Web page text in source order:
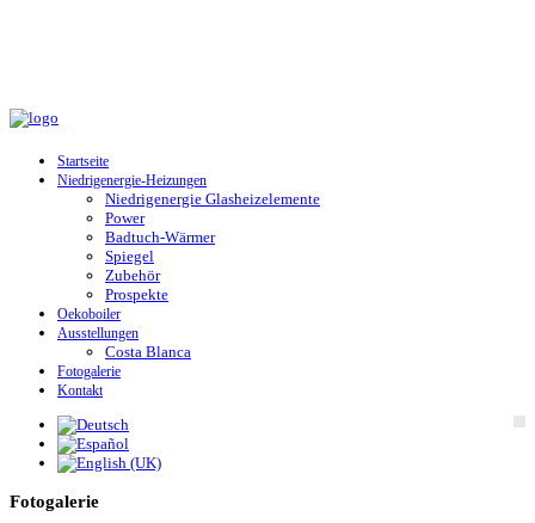
Startseite
Niedrigenergie-Heizungen
Niedrigenergie Glasheizelemente
Power
Badtuch-Wärmer
Spiegel
Zubehör
Prospekte
Oekoboiler
Ausstellungen
Costa Blanca
Fotogalerie
Kontakt
Fotogalerie